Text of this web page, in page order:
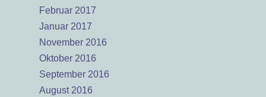
Februar 2017
Januar 2017
November 2016
Oktober 2016
September 2016
August 2016